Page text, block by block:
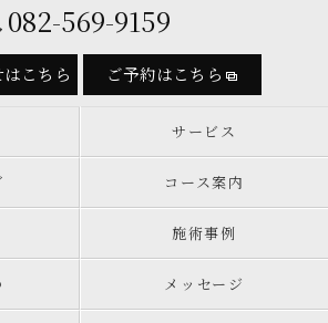
082-569-9159
こちら ご予約はこちら
サービス
コース案内
施術事例
メッセージ